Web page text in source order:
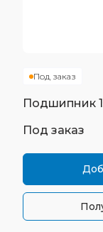
Под заказ
Подшипник
Под заказ